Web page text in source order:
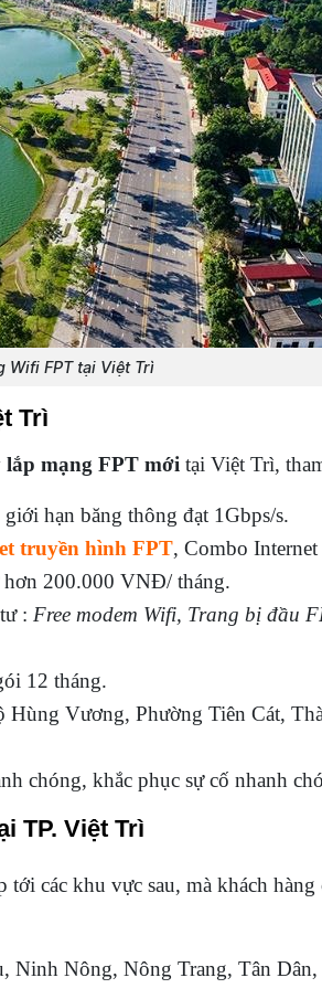
Wifi FPT tại Việt Trì
Trì
lắp mạng FPT mới tại Việt Trì,
hạn băng thông đạt 1Gbps/s.
truyền hình FPT, Combo
hơn 200.000 VNĐ/ tháng.
: Free modem Wifi, Trang bị đầu
12 tháng.
Vương, Phường Tiên Cát,
chóng, khắc phục sự cố nhanh
TP. Việt Trì
tới các khu vực sau, mà khách
Ninh Nông, Nông Trang, Tân